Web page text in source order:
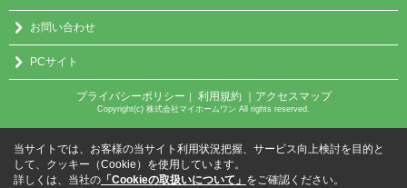
お問い合わせ
PCサイト
プライバシーポリシー ｜ 利用規約 ｜アクセスマップ
Copyright(c) 株式会社マイホームワン All rights reserved.
当サイトでは、お客様の当サイト利用状況把握、サービス向上検討を目的と
して、クッキー（Cookie）を使用しています。
詳しくは、当社の 「Cookieの取扱いについて」 をご確認ください。